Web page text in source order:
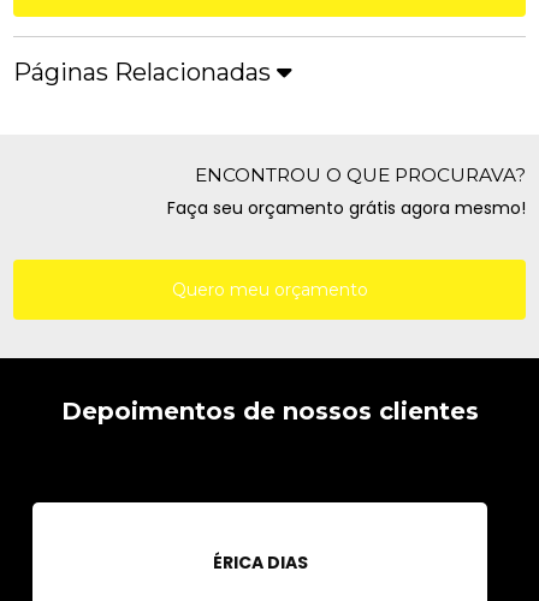
Páginas Relacionadas
ENCONTROU O QUE PROCURAVA?
Faça seu orçamento grátis agora mesmo!
Quero meu orçamento
Depoimentos de nossos clientes
ÉRICA DIAS